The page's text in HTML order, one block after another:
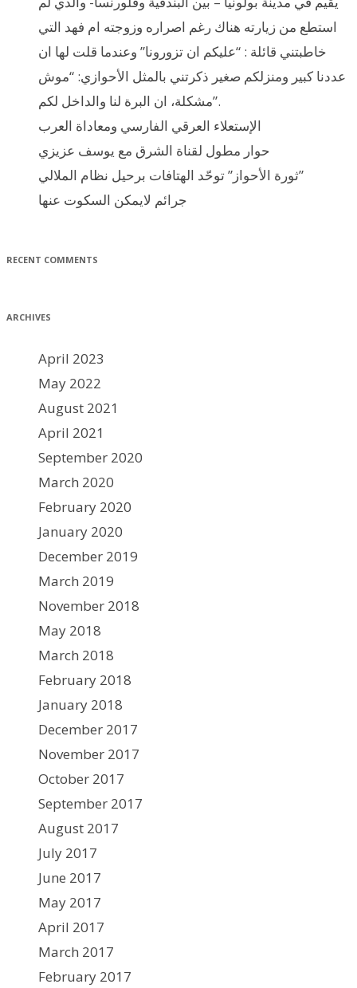
استطع من زيارته هناك رغم اصراره وزوجته ام فهد التي
خاطبتني قائلة : “عليكم ان تزورونا” وعندما قلت لها ان
عددنا كبير ومنزلكم صغير ذكرتني بالمثل الأحوازي: “موش
مشكلة، ان البرة لنا والداخل لكم”.
الإستعلاء العرقي الفارسي ومعاداة العرب
حوار مطول لقناة الشرق مع يوسف عزيزي
ثورة الأحواز” توحّد الهتافات برحيل نظام الملالي”
جرائم لايمكن السكوت عنها
RECENT COMMENTS
ARCHIVES
April 2023
May 2022
August 2021
April 2021
September 2020
March 2020
February 2020
January 2020
December 2019
March 2019
November 2018
May 2018
March 2018
February 2018
January 2018
December 2017
November 2017
October 2017
September 2017
August 2017
July 2017
June 2017
May 2017
April 2017
March 2017
February 2017